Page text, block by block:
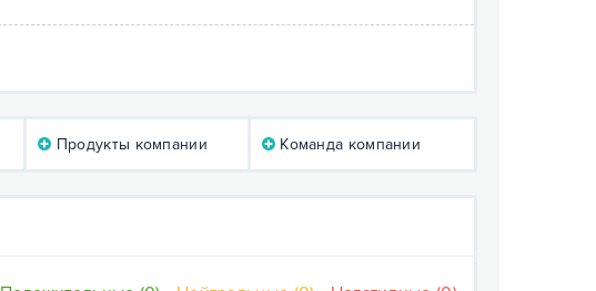
Продукты компании Команда компании